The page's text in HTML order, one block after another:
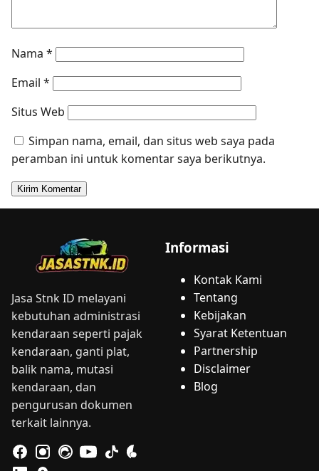
Nama *
Email *
Situs Web
Simpan nama, email, dan situs web saya pada
peramban ini untuk komentar saya berikutnya.
Jasa Stnk ID melayani
kebutuhan administrasi
kendaraan seperti pajak
kendaraan, ganti plat,
balik nama, mutasi
kendaraan, dan
pengurusan dokumen
terkait lainnya.
Informasi
Kontak Kami
Tentang
Kebijakan
Syarat Ketentuan
Partnership
Disclaimer
Blog